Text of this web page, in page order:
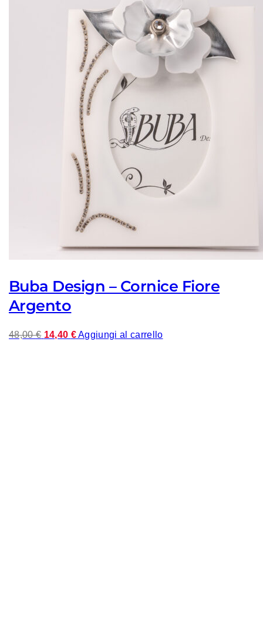
Buba Design – Cornice Fiore
Argento
48,00€ Il
14,40 €IlAggiungi al carrello